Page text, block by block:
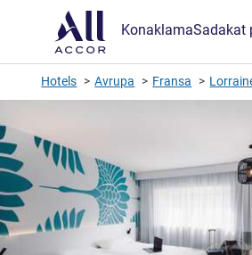
KonaklamaSadakat
Hotels Avrupa Fransa